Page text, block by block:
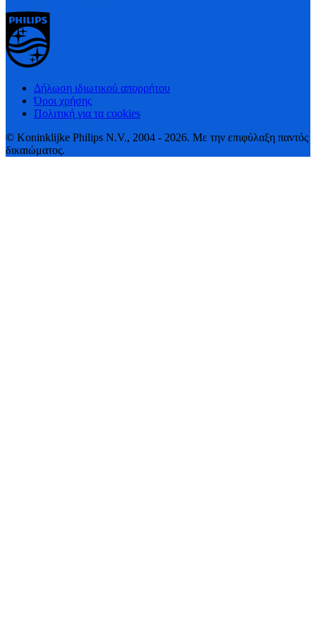
Δήλωση ιδιωτικού απορρήτου
Όροι χρήσης
Πολιτική για τα cookies
© Koninklijke Philips N.V., 2004 - 2026. Με την επιφύλαξη παντός
δικαιώματος.